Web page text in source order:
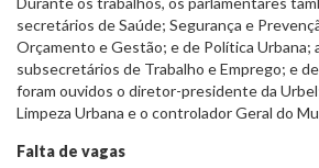
secretários de Saúde; Segurança e
Orçamento e Gestão; e de Política Urbana;
subsecretários de Trabalho e Emprego; e de
foram ouvidos o diretor-presidente da
Limpeza Urbana e o controlador Geral do
Falta de vagas